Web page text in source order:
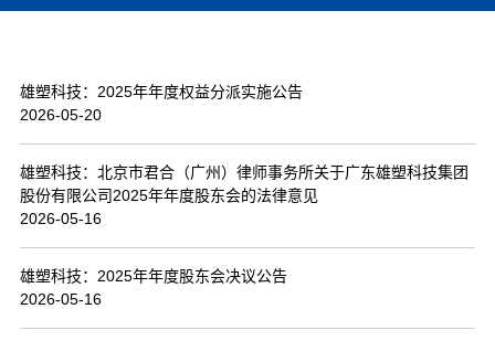
资讯中心
经典案例
联系我们
雄塑科技：2025年年度权益分派实施公告
2026-05-20
雄塑科技：北京市君合（广州）律师事务所关于广东雄塑科技集团
股份有限公司2025年年度股东会的法律意见
2026-05-16
雄塑科技：2025年年度股东会决议公告
2026-05-16